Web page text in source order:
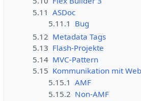
5.11 ASDoc
5.11.1 Bug
5.12 Metadata Tags
5.13 Flash-Projekte
5.14 MVC-Pattern
5.15 Kommunikation mit
5.15.1 AMF
5.15.2 Non-AMF